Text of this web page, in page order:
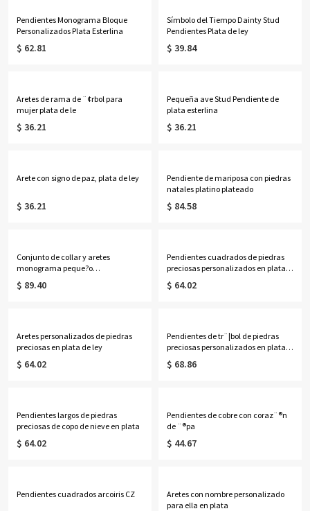
Pendientes Monograma Bloque
Personalizados Plata Esterlina
$ 62.81
Símbolo del Tiempo Dainty Stud
Pendientes Plata de ley
$ 39.84
Aretes de rama de ¨¢rbol para
mujer plata de le
$ 36.21
Pequeña ave Stud Pendiente de
plata esterlina
$ 36.21
Arete con signo de paz, plata de ley
$ 36.21
Pendiente de mariposa con piedras
natales platino plateado
$ 84.58
Conjunto de collar y aretes
monograma peque?o
personalizado, plata esterlina
$ 89.40
Pendientes cuadrados de piedras
preciosas personalizados en plata
de ley
$ 64.02
Aretes personalizados de piedras
preciosas en plata de ley
$ 64.02
Pendientes de tr¨¦bol de piedras
preciosas personalizados en plata
de le
$ 68.86
Pendientes largos de piedras
preciosas de copo de nieve en plata
$ 64.02
Pendientes de cobre con coraz¨®n
de ¨®pa
$ 44.67
Pendientes cuadrados arcoiris CZ
Aretes con nombre personalizado
para ella en plata